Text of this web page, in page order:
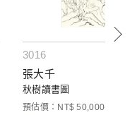
3016
張大千
秋樹讀書圖
預估價：NT$ 50,000-